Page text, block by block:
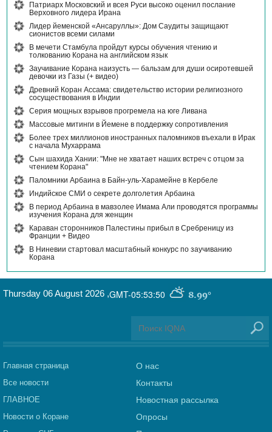
Патриарх Московский и всея Руси высоко оценил послание
Верховного лидера Ирана
Лидер йеменской «Ансаруллы»: Дом Саудиты защищают
сионистов всеми силами
В мечети Стамбула пройдут курсы обучения чтению и
толкованию Корана на английском язык
Заучивание Корана наизусть — бальзам для души осиротевшей
девочки из Газы (+ видео)
Древний Коран Ассама: свидетельство истории религиозного
сосуществования в Индии
Серия мощных взрывов прогремела на юге Ливана
Массовые митинги в Йемене в поддержку сопротивления
Более трех миллионов иностранных паломников въехали в Ирак
с начала Мухаррама
Сын шахида Хании: "Мне не хватает наших встреч с отцом за
чтением Корана"
Паломники Арбаина в Байн-уль-Харамейне в Кербеле
Индийское СМИ о секрете долголетия Арбаина
В период Арбаина в мавзолее Имама Али проводятся программы
изучения Корана для женщин
Караван сторонников Палестины прибыл в Сребреницу из
Франции + Видео
В Ниневии стартовал масштабный конкурс по заучиванию
Корана
GMT-05:53:50 8.99°
Thursday 06 August 2026 ,
Главная страница
Все новости
ГЛАВНОЕ
Новости о Коране
О нас
Контакты
Новостная рассылка
Опросы